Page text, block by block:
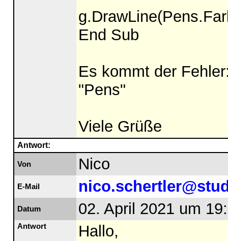
End Sub
Es kommt der
"Pens"
Viele Grüße
Antwort:
Von Nico
E-Mail
Datum 02. April 2021 um
Antwort Hallo,